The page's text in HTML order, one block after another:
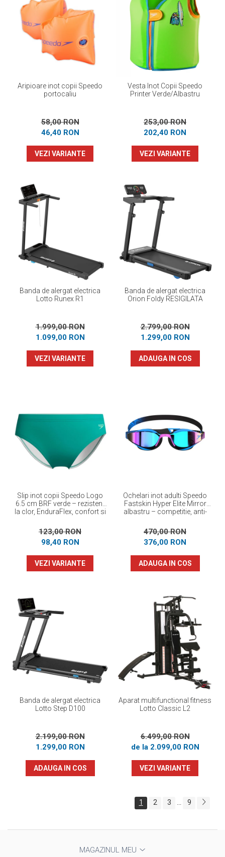
Aripioare inot copii Speedo
portocaliu
58,00 RON
46,40 RON
VEZI VARIANTE
Vesta Inot Copii Speedo
Printer Verde/Albastru
253,00 RON
202,40 RON
VEZI VARIANTE
Banda de alergat electrica
Lotto Runex R1
1.999,00 RON
1.099,00 RON
VEZI VARIANTE
Banda de alergat electrica
Orion Foldy RESIGILATA
2.799,00 RON
1.299,00 RON
ADAUGA IN COS
Slip inot copii Speedo Logo
6.5 cm BRF verde – rezistent
la clor, EnduraFlex, confort si
123,00 RON
98,40 RON
VEZI VARIANTE
Ochelari inot adulti Speedo
Fastskin Hyper Elite Mirror
albastru – competitie, anti-
470,00 RON
376,00 RON
ADAUGA IN COS
Banda de alergat electrica
Lotto Step D100
2.199,00 RON
1.299,00 RON
ADAUGA IN COS
Aparat multifunctional fitness
Lotto Classic L2
6.499,00 RON
de la 2.099,00 RON
VEZI VARIANTE
1 2 3 ... 9
MAGAZINUL MEU